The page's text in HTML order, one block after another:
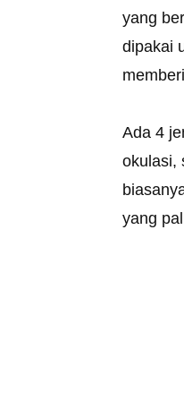
yang
dipakai
Ada 4
okulasi,
yang